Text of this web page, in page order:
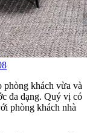
phòng khách vừa và
đa dạng. Quý vị có
phòng khách nhà